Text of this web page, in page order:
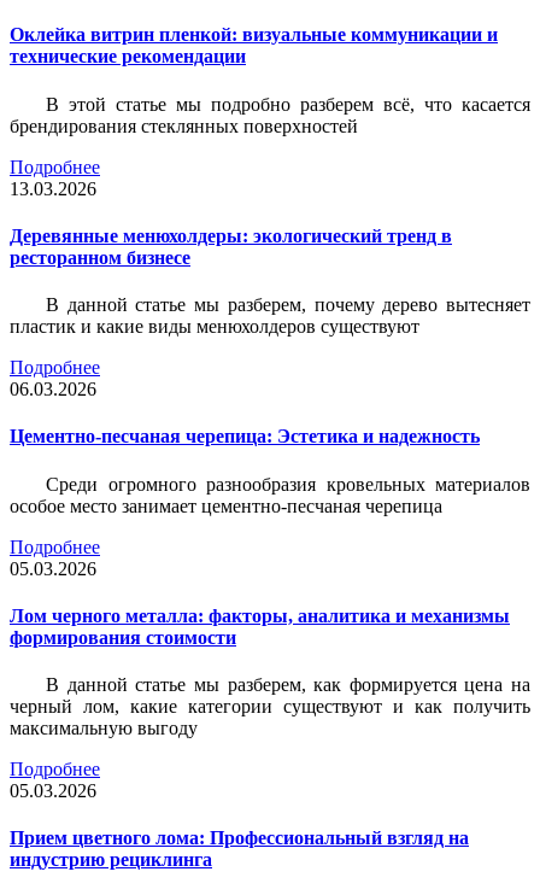
Оклейка витрин пленкой: визуальные коммуникации и
технические рекомендации
В этой статье мы подробно разберем всё, что касается
брендирования стеклянных поверхностей
Подробнее
13.03.2026
Деревянные менюхолдеры: экологический тренд в
ресторанном бизнесе
В данной статье мы разберем, почему дерево вытесняет
пластик и какие виды менюхолдеров существуют
Подробнее
06.03.2026
Цементно-песчаная черепица: Эстетика и надежность
Среди огромного разнообразия кровельных материалов
особое место занимает цементно-песчаная черепица
Подробнее
05.03.2026
Лом черного металла: факторы, аналитика и механизмы
формирования стоимости
В данной статье мы разберем, как формируется цена на
черный лом, какие категории существуют и как получить
максимальную выгоду
Подробнее
05.03.2026
Прием цветного лома: Профессиональный взгляд на
индустрию рециклинга